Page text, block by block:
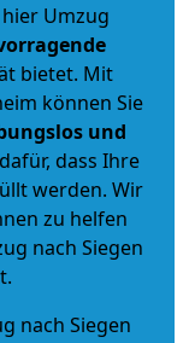
Umzug
bietet. Mit
können Sie
und
dass Ihre
werden. Wir
zu helfen
nach Siegen
nach Siegen